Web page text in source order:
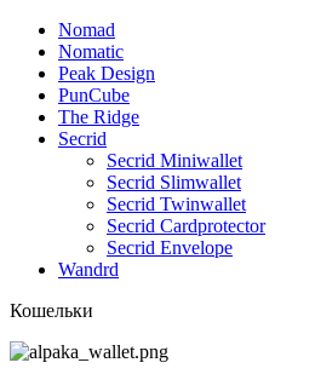
Nomad
Nomatic
Peak Design
PunCube
The Ridge
Secrid
Secrid Miniwallet
Secrid Slimwallet
Secrid Twinwallet
Secrid Cardprotector
Secrid Envelope
Wandrd
Кошельки